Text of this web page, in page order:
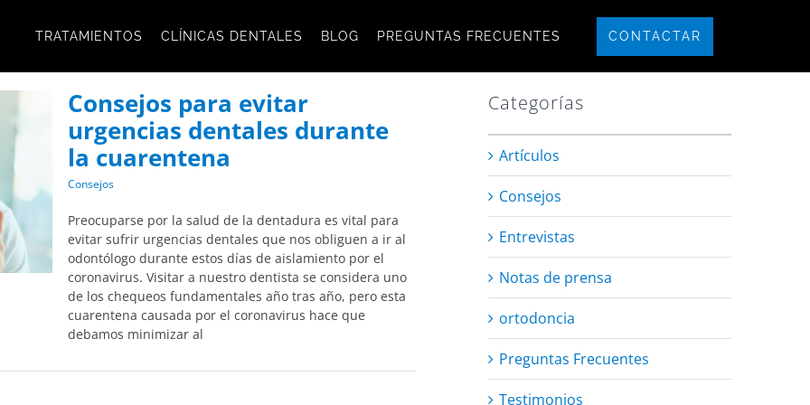
TRATAMIENTOS CLÍNICAS DENTALES BLOG PREGUNTAS FRECUENTES CONTACTAR
Consejos para evitar
urgencias dentales durante
la cuarentena
Consejos
Preocuparse por la salud de la dentadura es vital para
evitar sufrir urgencias dentales que nos obliguen a ir al
odontólogo durante estos días de aislamiento por el
coronavirus. Visitar a nuestro dentista se considera uno
de los chequeos fundamentales año tras año, pero esta
cuarentena causada por el coronavirus hace que
debamos minimizar al
Categorías
Artículos
Consejos
Entrevistas
Notas de prensa
ortodoncia
Preguntas Frecuentes
Testimonios